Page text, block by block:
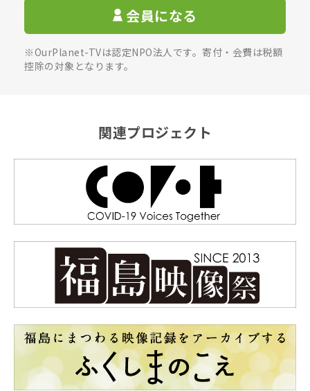
会員になる
※OurPlanet-TVは認定NPO法人です。寄付・会費は税額
控除の対象となります。
関連プロジェクト